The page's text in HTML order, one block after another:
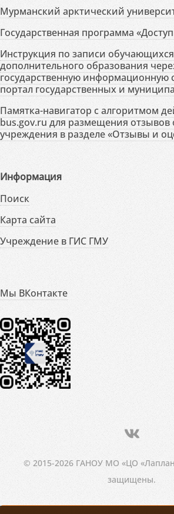
Мурманский арктический
Государственная программа
Инструкция по записи
дополнительного образования
государственную информационную
портал государственных и
Памятка-навигатор с алгоритмом
bus.gov.ru для размещения отзывов
учреждения в разделе «Отзывы и
Информация
Поиск
Карта сайта
Учреждение в ГИС ГМУ
Мы ВКонтакте
© 2015-2026 ГАНОУ МО «ЦО
защищены.